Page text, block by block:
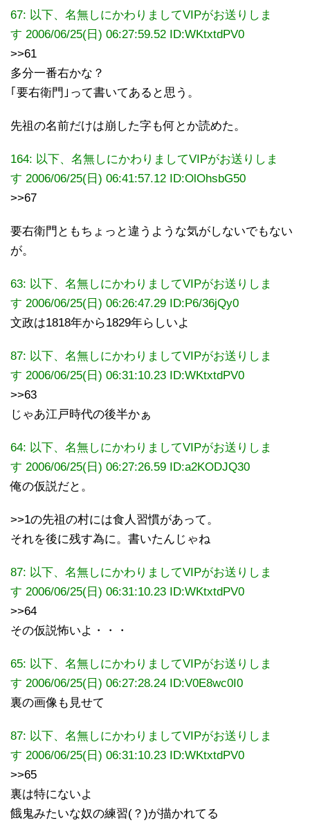
67: 以下、名無しにかわりましてVIPがお送りしま
す 2006/06/25(日) 06:27:59.52 ID:WKtxtdPV0
>>61
多分一番右かな？
｢要右衛門｣って書いてあると思う。
先祖の名前だけは崩した字も何とか読めた。
164: 以下、名無しにかわりましてVIPがお送りしま
す 2006/06/25(日) 06:41:57.12 ID:OlOhsbG50
>>67
要右衛門ともちょっと違うような気がしないでもない
が。
63: 以下、名無しにかわりましてVIPがお送りしま
す 2006/06/25(日) 06:26:47.29 ID:P6/36jQy0
文政は1818年から1829年らしいよ
87: 以下、名無しにかわりましてVIPがお送りしま
す 2006/06/25(日) 06:31:10.23 ID:WKtxtdPV0
>>63
じゃあ江戸時代の後半かぁ
64: 以下、名無しにかわりましてVIPがお送りしま
す 2006/06/25(日) 06:27:26.59 ID:a2KODJQ30
俺の仮説だと。
>>1の先祖の村には食人習慣があって。
それを後に残す為に。書いたんじゃね
87: 以下、名無しにかわりましてVIPがお送りしま
す 2006/06/25(日) 06:31:10.23 ID:WKtxtdPV0
>>64
その仮説怖いよ・・・
65: 以下、名無しにかわりましてVIPがお送りしま
す 2006/06/25(日) 06:27:28.24 ID:V0E8wc0I0
裏の画像も見せて
87: 以下、名無しにかわりましてVIPがお送りしま
す 2006/06/25(日) 06:31:10.23 ID:WKtxtdPV0
>>65
裏は特にないよ
餓鬼みたいな奴の練習(？)が描かれてる